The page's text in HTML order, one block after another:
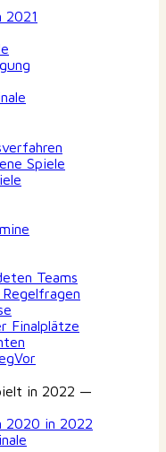
2021
Spiele
Teams
Finalplätze
in 2022 —
2020 in 2022